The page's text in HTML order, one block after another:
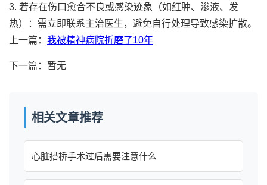
3. 若存在伤口愈合不良或感染迹象（如红肿、渗液、发
热）：需立即联系主治医生，避免自行处理导致感染扩散。
上一篇： 我被精神病院折磨了10年
下一篇：暂无
相关文章推荐
心脏搭桥手术过后需要注意什么